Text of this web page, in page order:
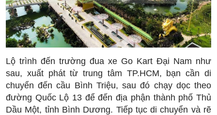
Lộ trình đến trường đua xe Go Kart Đại Nam như
sau, xuất phát từ trung tâm TP.HCM, bạn cần di
chuyển đến cầu Bình Triệu, sau đó chạy dọc theo
đường Quốc Lộ 13 để đến địa phận thành phố Thủ
Dầu Một, tỉnh Bình Dương. Tiếp tục di chuyển và rẽ